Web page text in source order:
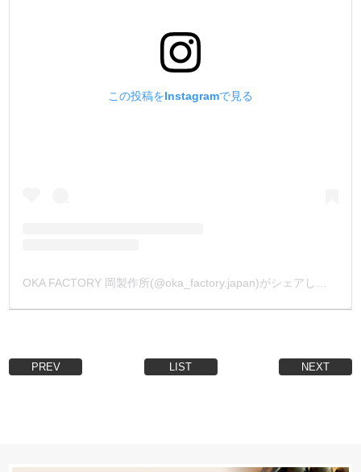
この投稿をInstagramで見る
OKA FACTORY 岡製作所(@oka_factory.japan)がシェアした投稿
PREV LIST NEXT